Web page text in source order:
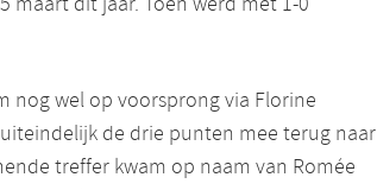
nog wel op voorsprong via Florine
de drie punten mee terug naar
treffer kwam op naam van Romée